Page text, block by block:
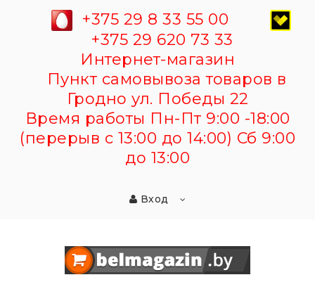
+375 29 8 33 55 00
+375 29 620 73 33
Интернет-магазин
Пункт самовывоза товаров в
Гродно ул. Победы 22
Время работы Пн-Пт 9:00 -18:00
(перерыв с 13:00 до 14:00) Сб 9:00
до 13:00
Вход